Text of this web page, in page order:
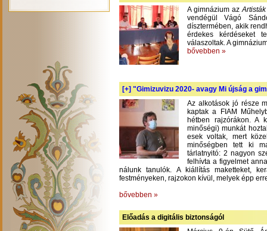
A gimnázium az
vendégül Vágó
dísztermében, akik
érdekes kérdéseket
válaszoltak. A
bővebben »
[+] "Gimizuvizu 2020- avagy Mi újság a
Az alkotások jó része
kaptak a FIAM
hétben rajzórákon. A
minőségi) munkát
esek voltak, mert
minőségben tett ki
tárlatnyitó: 2 nagyon
felhívta a figyelmet
nálunk tanulók. A kiállítás maketteket,
festményeken, rajzokon kívül, melyek épp
bővebben »
Előadás a digitális biztonságól